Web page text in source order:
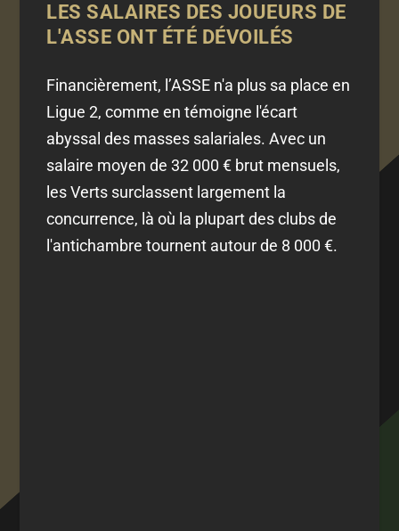
LES SALAIRES DES JOUEURS DE
L'ASSE ONT ÉTÉ DÉVOILÉS
Financièrement, l’ASSE n'a plus sa place en
Ligue 2, comme en témoigne l'écart
abyssal des masses salariales. Avec un
salaire moyen de 32 000 € brut mensuels,
les Verts surclassent largement la
concurrence, là où la plupart des clubs de
l'antichambre tournent autour de 8 000 €.